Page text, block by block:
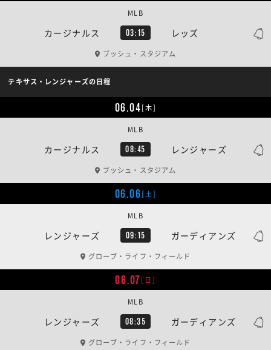
カージナルス 03:15 レッズ
MLB
ブッシュ・スタジアム
テキサス・レンジャーズの日程
06.04[木]
カージナルス 08:45 レンジャーズ
MLB
ブッシュ・スタジアム
06.06[土]
レンジャーズ 09:15 ガーディアンズ
MLB
グローブ・ライフ・フィールド
06.07[日]
レンジャーズ 08:35 ガーディアンズ
MLB
グローブ・ライフ・フィールド